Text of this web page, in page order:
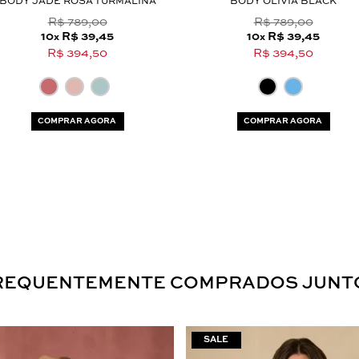
Aceito os termos e polí­ticas de privacidade
R$ 789,00
10x R$ 39,45
R$ 394,50
COMPRAR AGORA
R$ 789,00
10x R$ 39,45
R$ 394,50
COMPRAR AGORA
COMPRADOS